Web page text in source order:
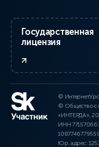
Государственная
лицензия
©
© Общество с
«ИНТЕРДА»,
ИНН
Юр. адрес: